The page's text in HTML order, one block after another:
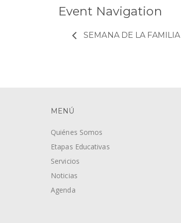
Event Navigation
SEMANA DE LA FAMILIA
MENÚ
Quiénes Somos
Etapas Educativas
Servicios
Noticias
Agenda